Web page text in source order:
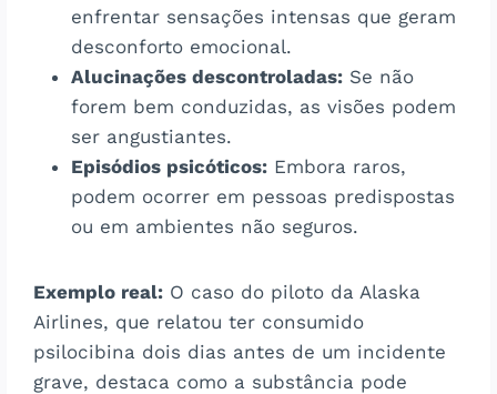
enfrentar sensações intensas que geram
desconforto emocional.
Alucinações descontroladas: Se não
forem bem conduzidas, as visões podem
ser angustiantes.
Episódios psicóticos: Embora raros,
podem ocorrer em pessoas predispostas
ou em ambientes não seguros.
Exemplo real: O caso do piloto da Alaska
Airlines, que relatou ter consumido
psilocibina dois dias antes de um incidente
grave, destaca como a substância pode